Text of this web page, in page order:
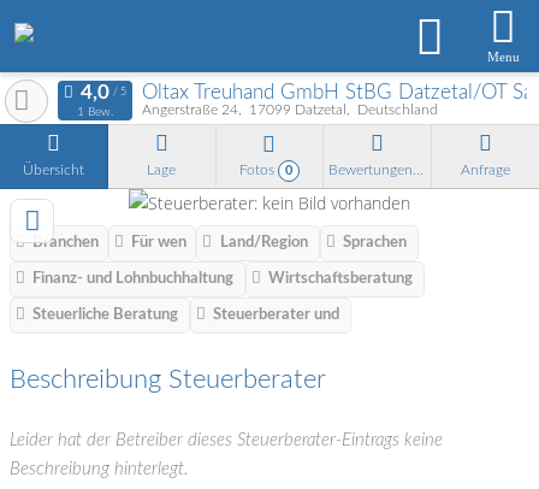
Menu
Oltax Treuhand GmbH StBG Datzetal/OT
Angerstraße 24 17099 Datzetal Deutschland
1 Bew.
Übersicht Lage Fotos 0 Anfrage
Branchen Für wen Land/Region Sprachen
Finanz- und Lohnbuchhaltung Wirtschaftsberatung
Steuerliche Beratung Steuerberater und
Beschreibung Steuerberater
Leider hat der Betreiber dieses Steuerberater-Eintrags keine
Beschreibung hinterlegt.